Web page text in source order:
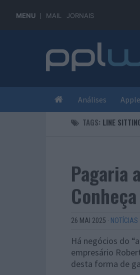
MENU MAIL JORNAIS
Análises Apple
TAGS: LINE
Pagaria
26 MAI 2025 · NOTÍCIAS
Há negócios do
empresário
desta forma de